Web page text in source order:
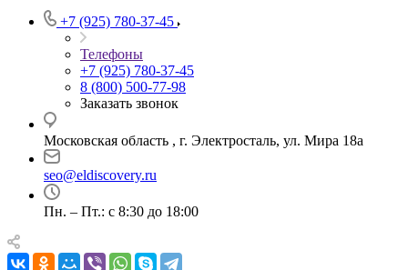
+7 (925) 780-37-45
Телефоны
+7 (925) 780-37-45
8 (800) 500-77-98
Заказать звонок
Московская область , г. Электросталь, ул. Мира 18а
seo@eldiscovery.ru
Пн. – Пт.: с 8:30 до 18:00